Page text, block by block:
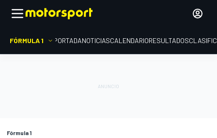
FÓRMULA 1 PORTADANOTICIASCALENDARIORESULTADOS
Fórmula 1